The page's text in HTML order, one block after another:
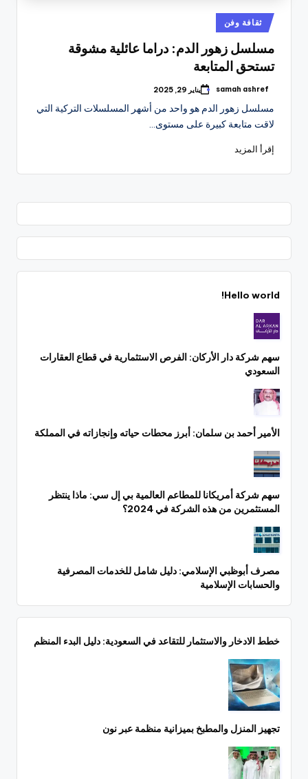
نُشر
في
ثقافة وفن
مسلسل زهور الدم: دراما عائلية مشوقة
تستحق المتابعة
تمّ
بواسطة
samah ashref يناير 29, 2025
مسلسل زهور الدم هو واحد من أشهر المسلسلات التركية التي
لاقت متابعة كبيرة على مستوى…
إقرأ المزيد
Hello world!
سهم شركة دار الأركان: الفرص الاستثمارية في قطاع العقارات
السعودي
الأمير أحمد بن سلمان: أبرز محطات حياته وإنجازاته في المملكة
سهم شركة أمريكانا للمطاعم العالمية بي إل سي: ماذا ينتظر
المستثمرين من هذه الشركة في 2024؟
مصرف أبوظبي الإسلامي: دليل شامل للخدمات المصرفية
والحسابات الإسلامية
خطط الادخار والاستثمار للتقاعد في السعودية: دليل البدء المنظم
تجهيز المنزل والمطبخ بميزانية منظمة عبر نون